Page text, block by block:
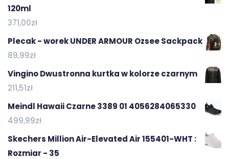
120ml
371,00zł
Plecak - worek UNDER ARMOUR Ozsee Sackpack
89,99zł
Vingino Dwustronna kurtka w kolorze czarnym
211,51zł
Meindl Hawaii Czarne 3389 01 4056284065330
499,99zł
Skechers Million Air-Elevated Air 155401-WHT :
Rozmiar - 35